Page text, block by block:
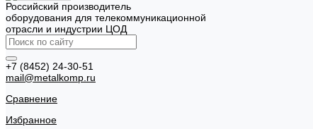
Российский производитель
оборудования для телекоммуникационной
отрасли и индустрии ЦОД
+7 (8452) 24-30-51
mail@metalkomp.ru
Сравнение
Избранное